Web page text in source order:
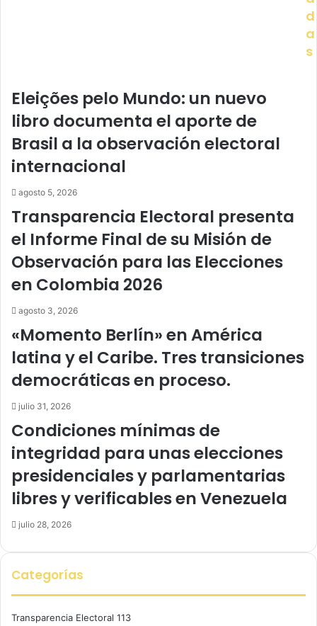
d
a
s
Eleições pelo Mundo: un nuevo
libro documenta el aporte de
Brasil a la observación electoral
internacional
agosto 5, 2026
Transparencia Electoral presenta
el Informe Final de su Misión de
Observación para las Elecciones
en Colombia 2026
agosto 3, 2026
«Momento Berlín» en América
latina y el Caribe. Tres transiciones
democráticas en proceso.
julio 31, 2026
Condiciones mínimas de
integridad para unas elecciones
presidenciales y parlamentarias
libres y verificables en Venezuela
julio 28, 2026
Categorías
Transparencia Electoral 113